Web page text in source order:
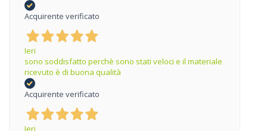
Acquirente verificato
Ieri
sono soddisfatto perchè sono stati veloci e il materiale
ricevuto è di buona qualità
Acquirente verificato
Ieri